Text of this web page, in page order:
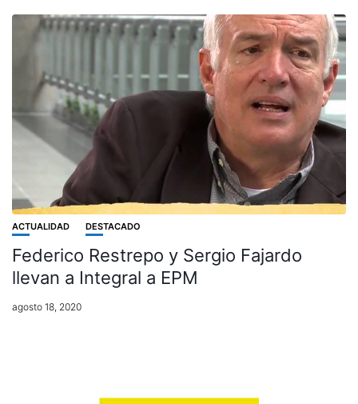
ACTUALIDAD DESTACADO
Federico Restrepo y Sergio Fajardo
llevan a Integral a EPM
agosto 18, 2020